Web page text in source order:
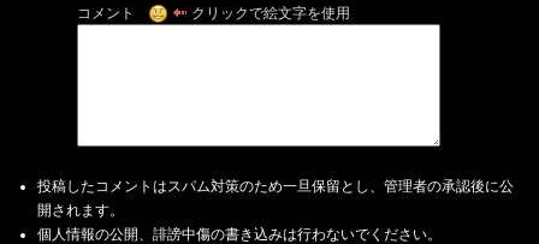
コメント クリックで絵文字を使用
投稿したコメントはスパム対策のため一旦保留とし、管理者の承認後に公
開されます。
個人情報の公開、誹謗中傷の書き込みは行わないでください。